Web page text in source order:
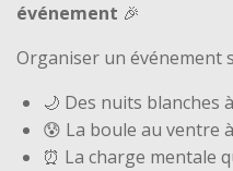
événement 🎉
Organiser un événement
🌙 Des nuits blanches
😰 La boule au ventre
⏰ La charge mentale